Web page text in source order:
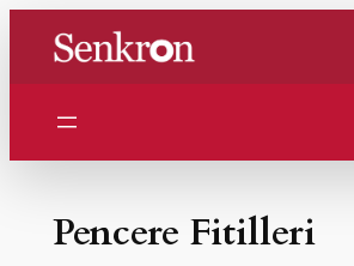
Pencere Fitilleri